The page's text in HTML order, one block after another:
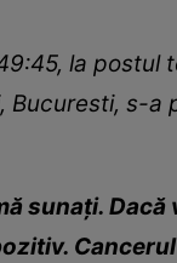
la
Bucuresti, s-
sunați.